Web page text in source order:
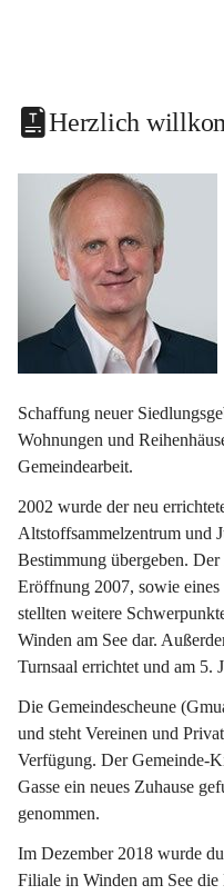
Herzlich
Schaffung neuer
Wohnungen und
Gemeindearbeit.
2002 wurde der neu
Altstoffsammelzentrum und
Bestimmung übergeben. Der
Eröffnung 2007, sowie
stellten weitere
Winden am See dar.
Turnsaal errichtet und am 5.
Die Gemeindescheune
und steht Vereinen und
Verfügung. Der Gemeinde-
Gasse ein neues Zuhause
genommen.
Im Dezember 2018 wurde
Filiale in Winden am See